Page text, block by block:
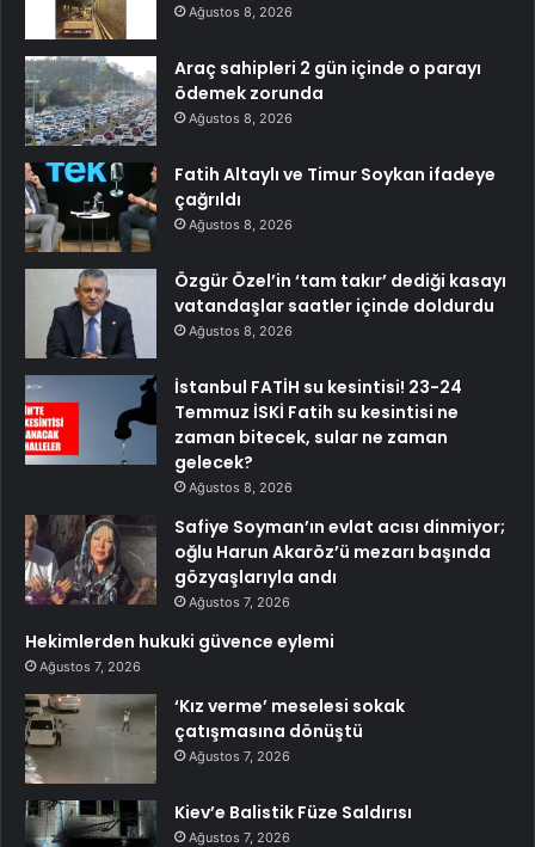
Ağustos 8, 2026
Araç sahipleri 2 gün içinde o parayı
ödemek zorunda
Ağustos 8, 2026
Fatih Altaylı ve Timur Soykan ifadeye
çağrıldı
Ağustos 8, 2026
Özgür Özel’in ‘tam takır’ dediği kasayı
vatandaşlar saatler içinde doldurdu
Ağustos 8, 2026
İstanbul FATİH su kesintisi! 23-24
Temmuz İSKİ Fatih su kesintisi ne
zaman bitecek, sular ne zaman
gelecek?
Ağustos 8, 2026
Safiye Soyman’ın evlat acısı dinmiyor;
oğlu Harun Akaröz’ü mezarı başında
gözyaşlarıyla andı
Ağustos 7, 2026
Hekimlerden hukuki güvence eylemi
Ağustos 7, 2026
‘Kız verme’ meselesi sokak
çatışmasına dönüştü
Ağustos 7, 2026
Kiev’e Balistik Füze Saldırısı
Ağustos 7, 2026